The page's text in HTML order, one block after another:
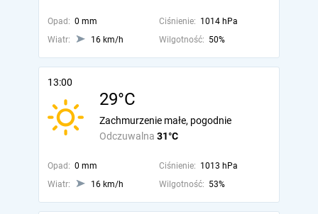
Opad: 0 mm Ciśnienie: 1014 hPa
Wiatr:
16 km/h Wilgotność: 50%
13:00
29°C
Odczuwalna 31°C
Zachmurzenie małe, pogodnie
Opad: 0 mm Ciśnienie: 1013 hPa
Wiatr:
16 km/h Wilgotność: 53%